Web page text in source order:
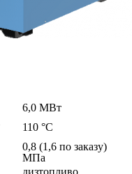
6,0 МВт
110 °C
0,8 (1,6 по заказу)
МПа